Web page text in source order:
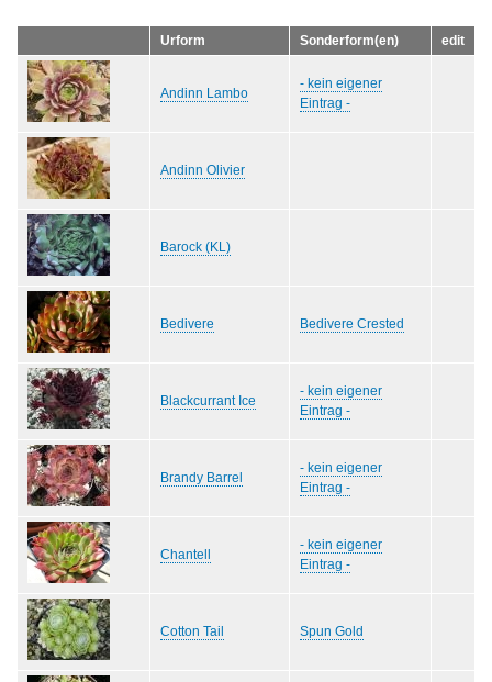
Urform Sonderform(en) edit
Andinn Lambo
- kein eigener
Eintrag -
Andinn Olivier
Barock (KL)
Bedivere Bedivere Crested
Blackcurrant Ice
- kein eigener
Eintrag -
Brandy Barrel
- kein eigener
Eintrag -
Chantell
- kein eigener
Eintrag -
Cotton Tail Spun Gold